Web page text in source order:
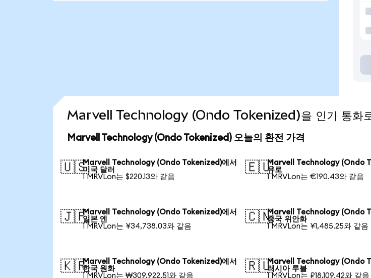
Marvell Technology (Ondo Tokenized)을 인기 통화로
Marvell Technology (Ondo Tokenized) 오늘의 환전 가격
🇺🇸Marvell Technology (Ondo Tokenized)에서
미국 달러
1 MRVLon는 $220.13와 같음
🇪🇺Marvell Technology (Ondo
유로
1 MRVLon는 €190.43와 같음
🇯🇵Marvell Technology (Ondo Tokenized)에서
일본 엔
1 MRVLon는 ¥34,738.03와 같음
🇨🇳Marvell Technology (Ondo
중국 위안화
1 MRVLon는 ¥1,485.25와 같음
🇰🇷Marvell Technology (Ondo Tokenized)에서
한국 원화
1 MRVLon는 ₩309,922.51와 같음
🇷🇺Marvell Technology (Ondo
러시아 루블
1 MRVLon는 ₽18,109.42와 같음